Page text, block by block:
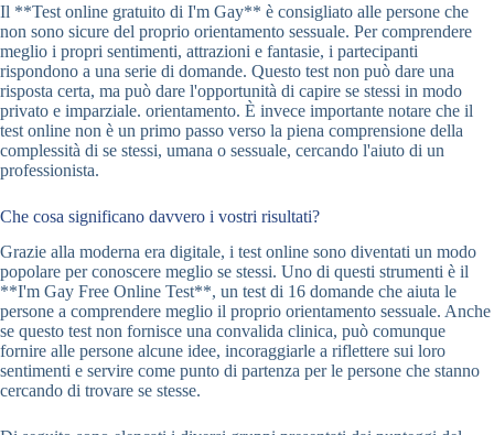
Il **Test online gratuito di I'm Gay** è consigliato alle persone che
non sono sicure del proprio orientamento sessuale. Per comprendere
meglio i propri sentimenti, attrazioni e fantasie, i partecipanti
rispondono a una serie di domande. Questo test non può dare una
risposta certa, ma può dare l'opportunità di capire se stessi in modo
privato e imparziale. orientamento. È invece importante notare che il
test online non è un primo passo verso la piena comprensione della
complessità di se stessi, umana o sessuale, cercando l'aiuto di un
professionista.
Che cosa significano davvero i vostri risultati?
Grazie alla moderna era digitale, i test online sono diventati un modo
popolare per conoscere meglio se stessi. Uno di questi strumenti è il
**I'm Gay Free Online Test**, un test di 16 domande che aiuta le
persone a comprendere meglio il proprio orientamento sessuale. Anche
se questo test non fornisce una convalida clinica, può comunque
fornire alle persone alcune idee, incoraggiarle a riflettere sui loro
sentimenti e servire come punto di partenza per le persone che stanno
cercando di trovare se stesse.